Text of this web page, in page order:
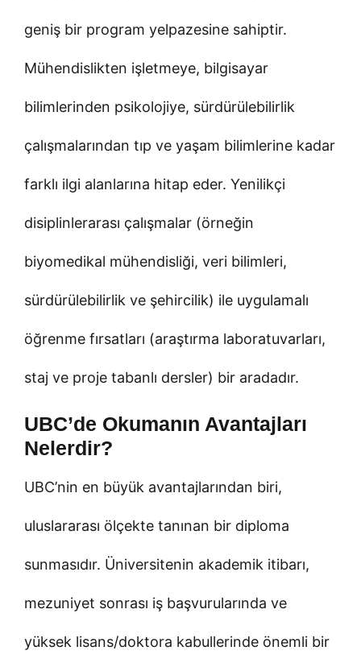
geniş bir program yelpazesine sahiptir.
Mühendislikten işletmeye, bilgisayar
bilimlerinden psikolojiye, sürdürülebilirlik
çalışmalarından tıp ve yaşam bilimlerine kadar
farklı ilgi alanlarına hitap eder. Yenilikçi
disiplinlerarası çalışmalar (örneğin
biyomedikal mühendisliği, veri bilimleri,
sürdürülebilirlik ve şehircilik) ile uygulamalı
öğrenme fırsatları (araştırma laboratuvarları,
staj ve proje tabanlı dersler) bir aradadır.
UBC’de Okumanın Avantajları
Nelerdir?
UBC’nin en büyük avantajlarından biri,
uluslararası ölçekte tanınan bir diploma
sunmasıdır. Üniversitenin akademik itibarı,
mezuniyet sonrası iş başvurularında ve
yüksek lisans/doktora kabullerinde önemli bir